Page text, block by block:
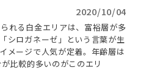
2020/10/04
れる白金エリアは、富裕層が多
シロガネーゼ」という言葉が生
メージで人気が定着。年齢層は
比較的多いのがこのエリ